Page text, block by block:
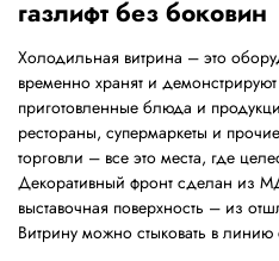
газлифт без боковин
Холодильная витрина – это
временно хранят и
приготовленные блюда и
рестораны, супермаркеты и
торговли – все это места, где
Декоративный фронт сделан из
выставочная поверхность – из
Витрину можно стыковать в